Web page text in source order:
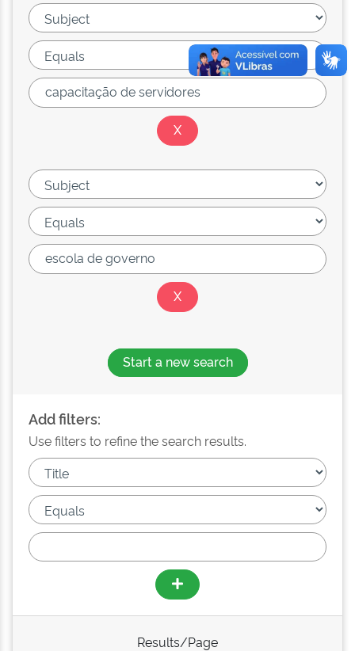
Start a new search
Add filters:
Use filters to refine the search results.
Results/Page